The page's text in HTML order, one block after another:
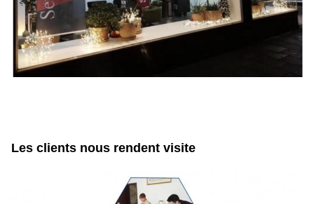
Les clients nous rendent visite